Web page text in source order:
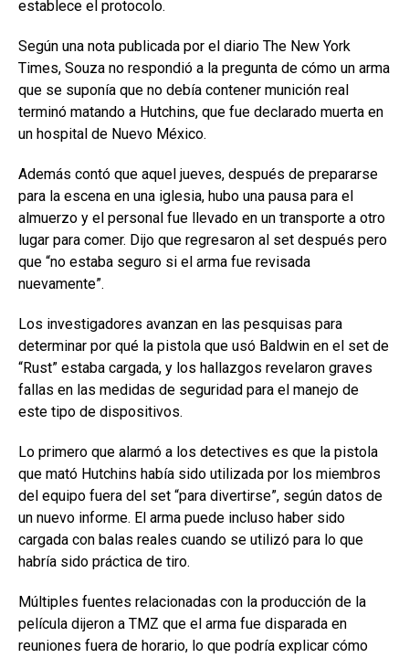
establece el protocolo.
Según una nota publicada por el diario The New York
Times, Souza no respondió a la pregunta de cómo un arma
que se suponía que no debía contener munición real
terminó matando a Hutchins, que fue declarado muerta en
un hospital de Nuevo México.
Además contó que aquel jueves, después de prepararse
para la escena en una iglesia, hubo una pausa para el
almuerzo y el personal fue llevado en un transporte a otro
lugar para comer. Dijo que regresaron al set después pero
que “no estaba seguro si el arma fue revisada
nuevamente”.
Los investigadores avanzan en las pesquisas para
determinar por qué la pistola que usó Baldwin en el set de
“Rust” estaba cargada, y los hallazgos revelaron graves
fallas en las medidas de seguridad para el manejo de
este tipo de dispositivos.
Lo primero que alarmó a los detectives es que la pistola
que mató Hutchins había sido utilizada por los miembros
del equipo fuera del set “para divertirse”, según datos de
un nuevo informe. El arma puede incluso haber sido
cargada con balas reales cuando se utilizó para lo que
habría sido práctica de tiro.
Múltiples fuentes relacionadas con la producción de la
película dijeron a TMZ que el arma fue disparada en
reuniones fuera de horario, lo que podría explicar cómo